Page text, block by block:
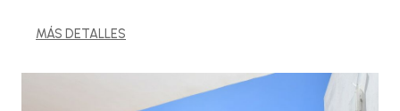
MÁS DETALLES